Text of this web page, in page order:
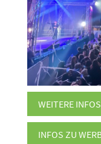
WEITERE
INFOS ZU